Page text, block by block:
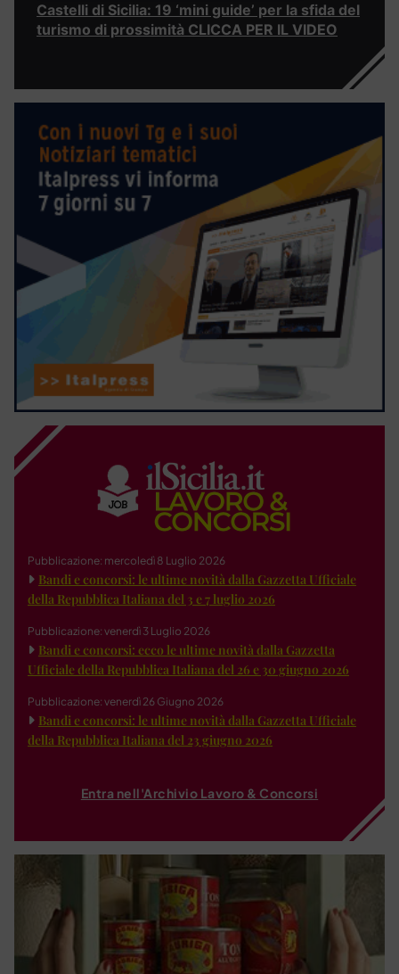
Castelli di Sicilia: 19 ‘mini guide’ per la sfida del
turismo di prossimità CLICCA PER IL VIDEO
Pubblicazione: mercoledì 8 Luglio 2026
Bandi e concorsi: le ultime novità dalla Gazzetta Ufficiale
della Repubblica Italiana del 3 e 7 luglio 2026
Pubblicazione: venerdì 3 Luglio 2026
Bandi e concorsi: ecco le ultime novità dalla Gazzetta
Ufficiale della Repubblica Italiana del 26 e 30 giugno 2026
Pubblicazione: venerdì 26 Giugno 2026
Bandi e concorsi: le ultime novità dalla Gazzetta Ufficiale
della Repubblica Italiana del 23 giugno 2026
Entra nell'Archivio Lavoro & Concorsi